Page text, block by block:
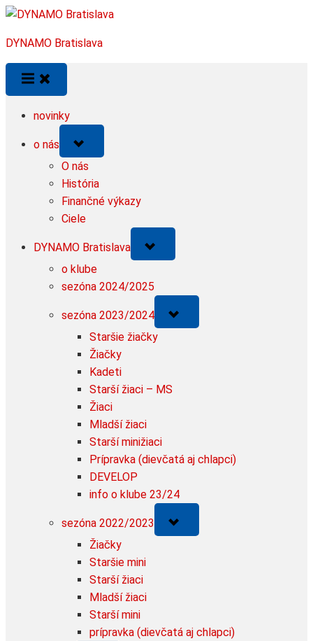
Skip
content
DYNAMO Bratislava
novinky
o nás
sub-
menu
O nás
História
Finančné výkazy
Ciele
DYNAMO Bratislava
sub-
menu
o klube
sezóna 2024/2025
sezóna 2023/2024
sub-
menu
Staršie žiačky
Žiačky
Kadeti
Starší žiaci – MS
Žiaci
Mladší žiaci
Starší minižiaci
Prípravka (dievčatá aj chlapci)
DEVELOP
info o klube 23/24
sezóna 2022/2023
sub-
menu
Žiačky
Staršie mini
Starší žiaci
Mladší žiaci
Starší mini
prípravka (dievčatá aj chlapci)